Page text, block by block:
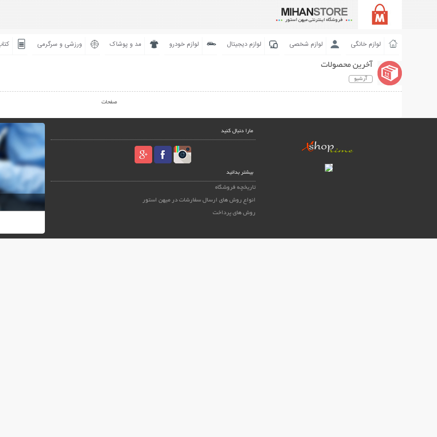
لوازم خانگی لوازم شخصی لوازم دیجیتال لوازم خودرو مد و پوشاک ورزشی و سرگرمی
آخرین محصولات
آرشیو
صفحات
مارا دنبال کنید
بیشتر بدانید
تاریخچه فروشگاه
انواع روش های ارسال سفارشات در میهن استور
روش های پرداخت